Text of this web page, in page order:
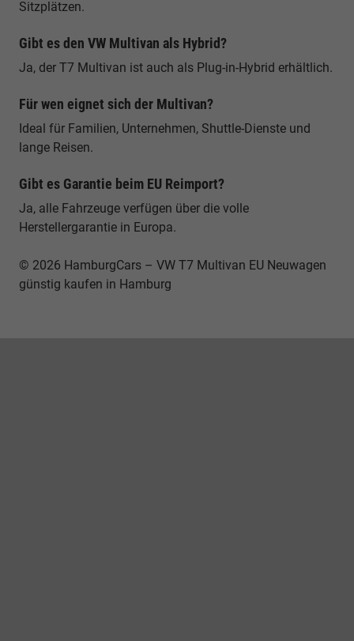
Sitzplätzen.
Gibt es den VW Multivan als Hybrid?
Ja, der T7 Multivan ist auch als Plug-in-Hybrid erhältlich.
Für wen eignet sich der Multivan?
Ideal für Familien, Unternehmen, Shuttle-Dienste und
lange Reisen.
Gibt es Garantie beim EU Reimport?
Ja, alle Fahrzeuge verfügen über die volle
Herstellergarantie in Europa.
© 2026 HamburgCars – VW T7 Multivan EU Neuwagen
günstig kaufen in Hamburg